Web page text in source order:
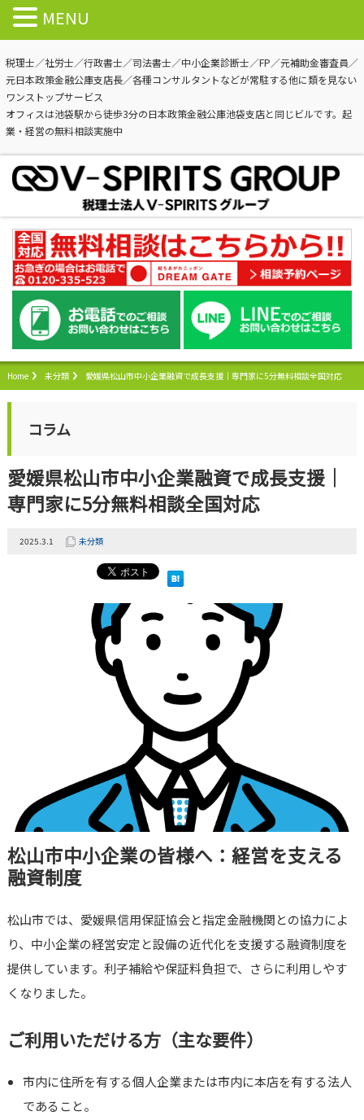
税理士／社労士／行政書士／司法書士／中小企業診断士／FP／元補助金審査員／
元日本政策金融公庫支店長／各種コンサルタントなどが常駐する他に類を見ない
ワンストップサービス
オフィスは池袋駅から徒歩3分の日本政策金融公庫池袋支店と同じビルです。起
業・経営の無料相談実施中
Home 未分類 愛媛県松山市中小企業融資で成長支援｜専門家に5分無料相談全国対応
コラム
愛媛県松山市中小企業融資で成長支援｜
専門家に5分無料相談全国対応
2025.3.1 未分類
松山市中小企業の皆様へ：経営を支える
融資制度
松山市では、愛媛県信用保証協会と指定金融機関との協力によ
り、中小企業の経営安定と設備の近代化を支援する融資制度を
提供しています。利子補給や保証料負担で、さらに利用しやす
くなりました。
ご利用いただける方（主な要件）
市内に住所を有する個人企業または市内に本店を有する法人
であること。
MENU